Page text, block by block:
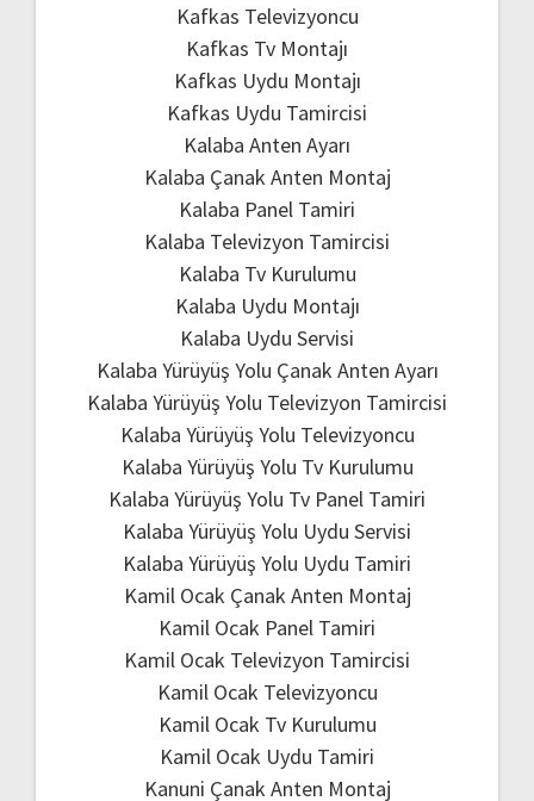
Kafkas Televizyoncu
Kafkas Tv Montajı
Kafkas Uydu Montajı
Kafkas Uydu Tamircisi
Kalaba Anten Ayarı
Kalaba Çanak Anten Montaj
Kalaba Panel Tamiri
Kalaba Televizyon Tamircisi
Kalaba Tv Kurulumu
Kalaba Uydu Montajı
Kalaba Uydu Servisi
Kalaba Yürüyüş Yolu Çanak Anten Ayarı
Kalaba Yürüyüş Yolu Televizyon Tamircisi
Kalaba Yürüyüş Yolu Televizyoncu
Kalaba Yürüyüş Yolu Tv Kurulumu
Kalaba Yürüyüş Yolu Tv Panel Tamiri
Kalaba Yürüyüş Yolu Uydu Servisi
Kalaba Yürüyüş Yolu Uydu Tamiri
Kamil Ocak Çanak Anten Montaj
Kamil Ocak Panel Tamiri
Kamil Ocak Televizyon Tamircisi
Kamil Ocak Televizyoncu
Kamil Ocak Tv Kurulumu
Kamil Ocak Uydu Tamiri
Kanuni Çanak Anten Montaj